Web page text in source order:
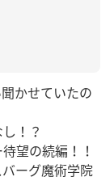
かせていたの
！？
望の続編！！
ーグ魔術学院